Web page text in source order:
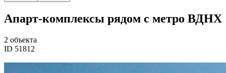
Апарт-комплексы рядом с метро ВДНХ
2 объекта
ID 51812